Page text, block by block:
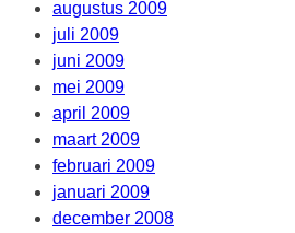
augustus 2009
juli 2009
juni 2009
mei 2009
april 2009
maart 2009
februari 2009
januari 2009
december 2008